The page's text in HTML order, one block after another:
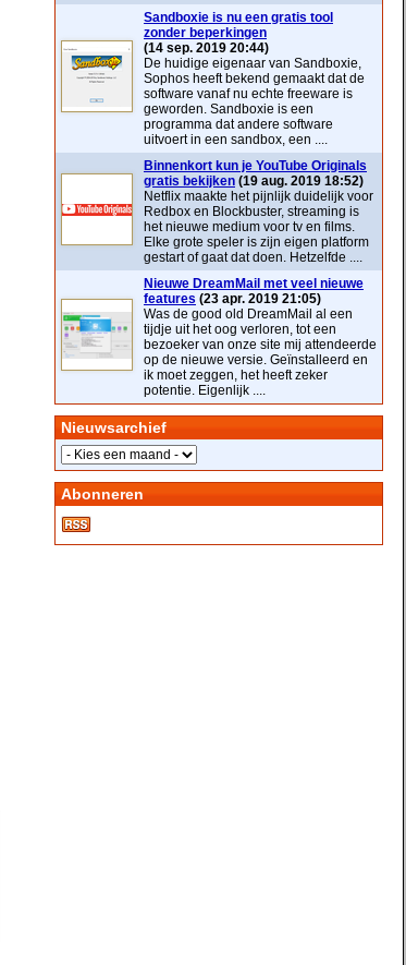
Sandboxie is nu een gratis tool
zonder beperkingen
(14 sep. 2019 20:44)
De huidige eigenaar van Sandboxie,
Sophos heeft bekend gemaakt dat de
software vanaf nu echte freeware is
geworden. Sandboxie is een
programma dat andere software
uitvoert in een sandbox, een ....
Binnenkort kun je YouTube Originals
gratis bekijken (19 aug. 2019 18:52)
Netflix maakte het pijnlijk duidelijk voor
Redbox en Blockbuster, streaming is
het nieuwe medium voor tv en films.
Elke grote speler is zijn eigen platform
gestart of gaat dat doen. Hetzelfde ....
Nieuwe DreamMail met veel nieuwe
features (23 apr. 2019 21:05)
Was de good old DreamMail al een
tijdje uit het oog verloren, tot een
bezoeker van onze site mij attendeerde
op de nieuwe versie. Geïnstalleerd en
ik moet zeggen, het heeft zeker
potentie. Eigenlijk ....
Nieuwsarchief
Abonneren